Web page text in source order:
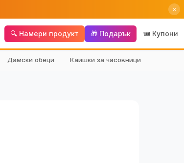
×
🔍 Намери продукт 🎁 Подарък 🎟️ Купони
Дамски обеци Каишки за часовници